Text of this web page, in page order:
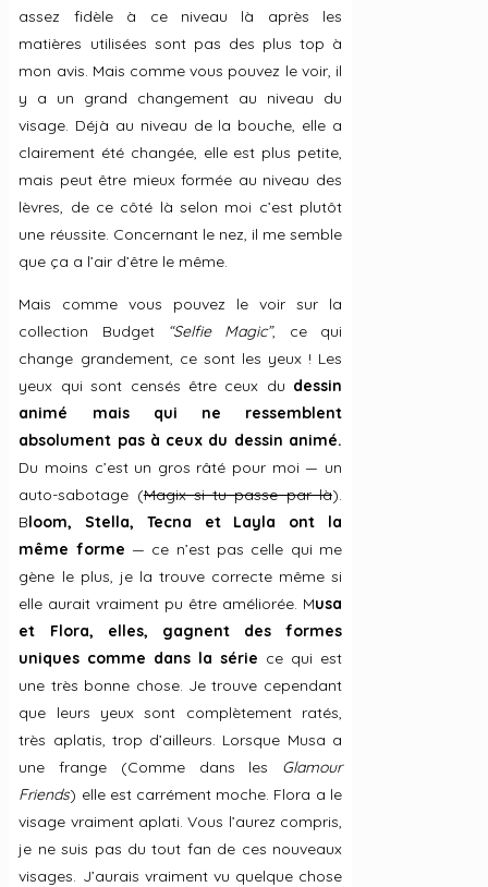
assez fidèle à ce niveau là après les
matières utilisées sont pas des plus top à
mon avis. Mais comme vous pouvez le voir, il
y a un grand changement au niveau du
visage. Déjà au niveau de la bouche, elle a
clairement été changée, elle est plus petite,
mais peut être mieux formée au niveau des
lèvres, de ce côté là selon moi c’est plutôt
une réussite. Concernant le nez, il me semble
que ça a l’air d’être le même.
Mais comme vous pouvez le voir sur la
collection Budget
“Selfie Magic”, ce qui
change grandement, ce sont les yeux ! Les
yeux qui sont censés être ceux du dessin
animé mais qui ne ressemblent
absolument pas à ceux du dessin animé.
Du moins c’est un gros râté pour moi — un
auto-sabotage (Magix si tu passe par là).
Bloom, Stella, Tecna et Layla ont la
même forme — ce n’est pas celle qui me
gène le plus, je la trouve correcte même si
elle aurait vraiment pu être améliorée. Musa
et Flora, elles, gagnent des formes
uniques comme dans la série ce qui est
une très bonne chose. Je trouve cependant
que leurs yeux sont complètement ratés,
très aplatis, trop d’ailleurs. Lorsque Musa a
une frange (Comme dans les Glamour
Friends) elle est carrément moche. Flora a le
visage vraiment aplati. Vous l’aurez compris,
je ne suis pas du tout fan de ces nouveaux
visages. J’aurais vraiment vu quelque chose